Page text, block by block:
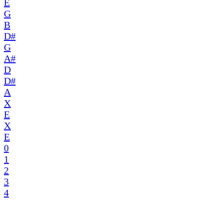
E
G
B
D#
G
A#
D
D#
A
X
E
X
E
0
1
2
3
4